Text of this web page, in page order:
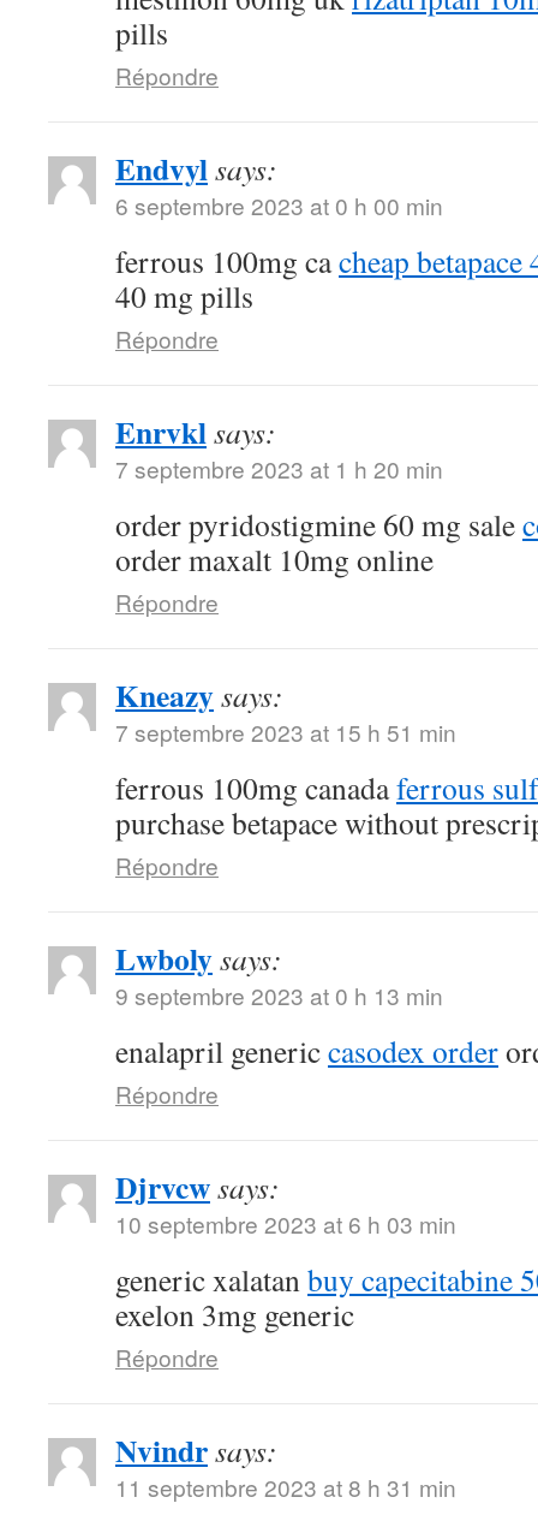
pills
Répondre
Endvylsays:
6 septembre 2023 at 0 h 00 min
ferrous 100mg cacheap betapace
40 mg pills
Répondre
Enrvklsays:
7 septembre 2023 at 1 h 20 min
order pyridostigmine 60 mg sale
order maxalt 10mg online
Répondre
Kneazysays:
7 septembre 2023 at 15 h 51 min
ferrous 100mg canadaferrous
purchase betapace without
Répondre
Lwbolysays:
9 septembre 2023 at 0 h 13 min
enalapril genericcasodex order
Répondre
Djrvcwsays:
10 septembre 2023 at 6 h 03 min
generic xalatanbuy capecitabine
exelon 3mg generic
Répondre
Nvindrsays:
11 septembre 2023 at 8 h 31 min